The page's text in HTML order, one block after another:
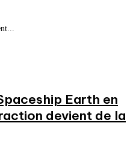
Earth en
devient de la